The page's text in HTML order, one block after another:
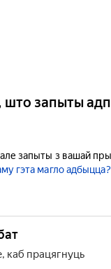
што запыты
запыты з вашай
гэта магло адбыцца?
каб працягнуць